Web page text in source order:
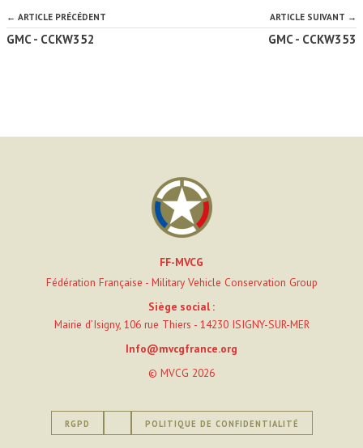
← ARTICLE PRÉCÉDENT
GMC - CCKW352
ARTICLE SUIVANT →
GMC - CCKW353
FF-MVCG
Fédération Française - Military Vehicle Conservation Group
Siège social :
Mairie d’Isigny, 106 rue Thiers - 14230 ISIGNY-SUR-MER
Info@mvcgfrance.org
© MVCG 2026
RGPD POLITIQUE DE CONFIDENTIALITÉ